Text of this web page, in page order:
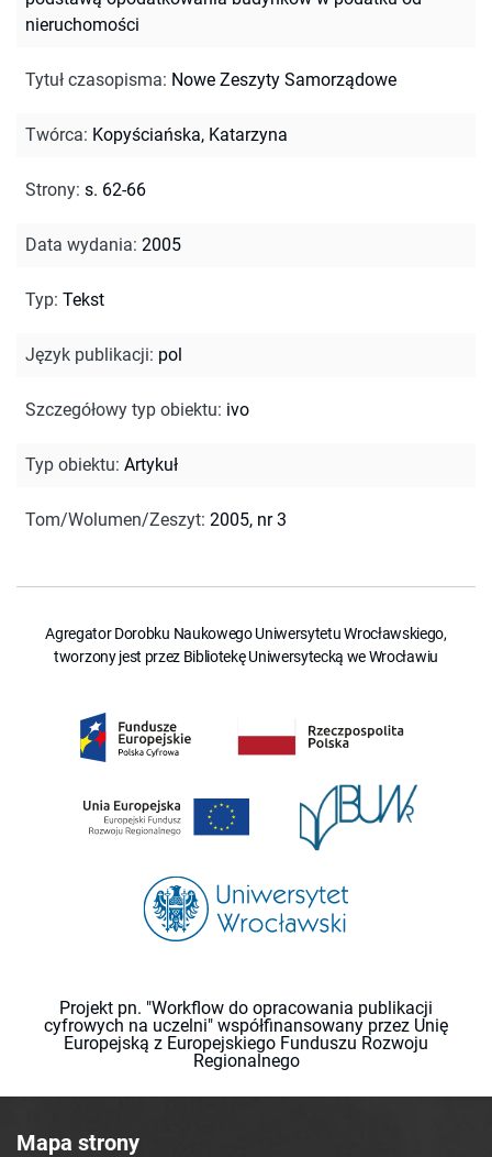
nieruchomości
Tytuł czasopisma: Nowe Zeszyty Samorządowe
Twórca: Kopyściańska, Katarzyna
Strony: s. 62-66
Data wydania: 2005
Typ: Tekst
Język publikacji: pol
Szczegółowy typ obiektu: ivo
Typ obiektu: Artykuł
Tom/Wolumen/Zeszyt: 2005, nr 3
Agregator Dorobku Naukowego Uniwersytetu Wrocławskiego,
tworzony jest przez Bibliotekę Uniwersytecką we Wrocławiu
Projekt pn. "Workflow do opracowania publikacji
cyfrowych na uczelni" współfinansowany przez Unię
Europejską z Europejskiego Funduszu Rozwoju
Regionalnego
Mapa strony